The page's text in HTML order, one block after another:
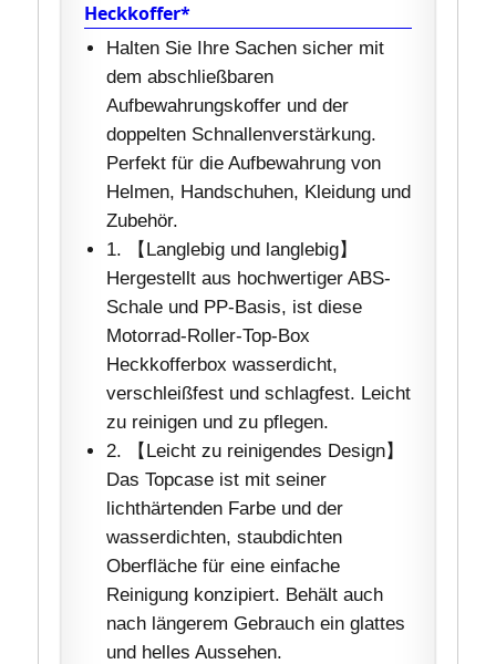
Heckkoffer*
Halten Sie Ihre Sachen sicher mit
dem abschließbaren
Aufbewahrungskoffer und der
doppelten Schnallenverstärkung.
Perfekt für die Aufbewahrung von
Helmen, Handschuhen, Kleidung und
Zubehör.
1. 【Langlebig und langlebig】
Hergestellt aus hochwertiger ABS-
Schale und PP-Basis, ist diese
Motorrad-Roller-Top-Box
Heckkofferbox wasserdicht,
verschleißfest und schlagfest. Leicht
zu reinigen und zu pflegen.
2. 【Leicht zu reinigendes Design】
Das Topcase ist mit seiner
lichthärtenden Farbe und der
wasserdichten, staubdichten
Oberfläche für eine einfache
Reinigung konzipiert. Behält auch
nach längerem Gebrauch ein glattes
und helles Aussehen.